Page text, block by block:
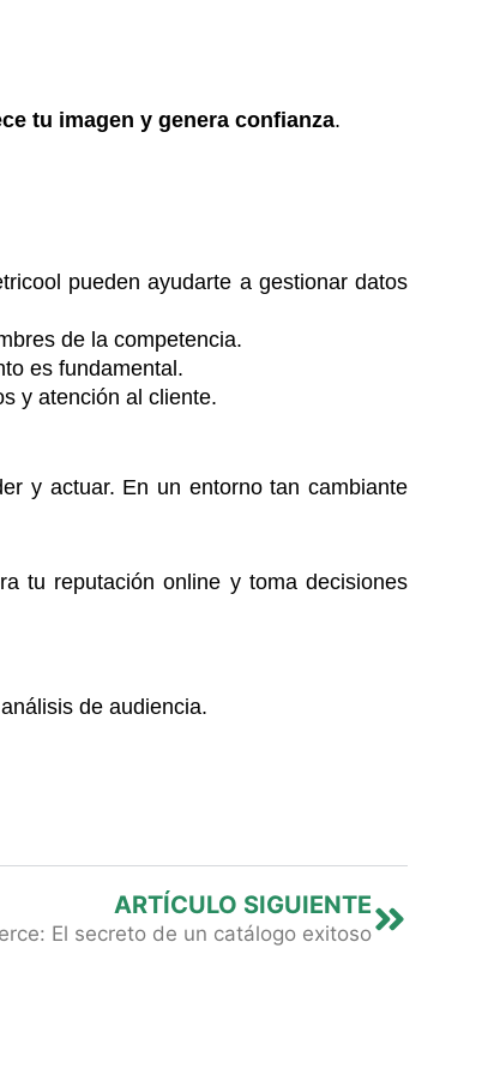
tu imagen y genera confianza.
pueden ayudarte a gestionar datos
de la competencia.
es fundamental.
y atención al cliente.
y actuar. En un entorno tan cambiante
tu reputación online y toma decisiones
de audiencia.
ARTÍCULO SIGUIENTE
El secreto de un catálogo exitoso
Next